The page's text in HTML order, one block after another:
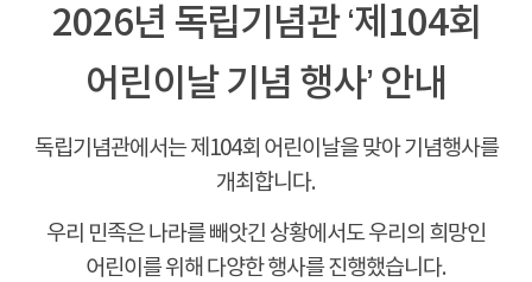
2026년 독립기념관 ‘제104회
어린이날 기념 행사’ 안내
독립기념관에서는 제104회 어린이날을 맞아 기념행사를
개최합니다.
우리 민족은 나라를 빼앗긴 상황에서도 우리의 희망인
어린이를 위해 다양한 행사를 진행했습니다.